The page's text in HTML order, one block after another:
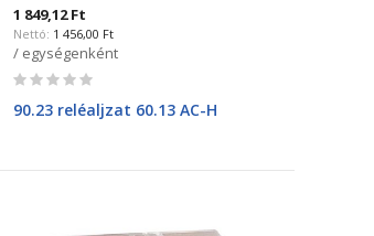
1 849,12 Ft
1 456,00 Ft
/ egységenként
Rating:
90.23 reléaljzat 60.13 AC-H